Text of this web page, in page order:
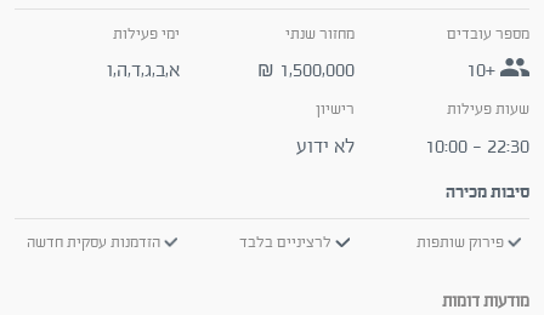
מספר עובדים
+10
מחזור שנתי
1,500,000
₪
ימי פעילות
א,ב,ג,ד,ה,ו
שעות פעילות
22:30 - 10:00
רישיון
לא ידוע
סיבות מכירה
פירוק שותפות לרציניים בלבד הזדמנות עסקית חדשה
מודעות דומות